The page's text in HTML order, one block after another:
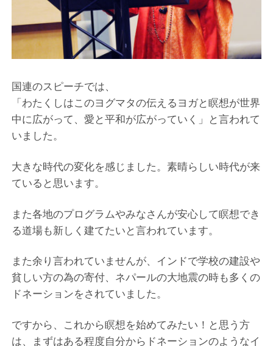
国連のスピーチでは、
「わたくしはこのヨグマタの伝えるヨガと瞑想が世界
中に広がって、愛と平和が広がっていく」と言われて
いました。
大きな時代の変化を感じました。素晴らしい時代が来
ていると思います。
また各地のプログラムやみなさんが安心して瞑想でき
る道場も新しく建てたいと言われています。
また余り言われていませんが、インドで学校の建設や
貧しい方の為の寄付、ネパールの大地震の時も多くの
ドネーションをされていました。
ですから、これから瞑想を始めてみたい！と思う方
は、まずはある程度自分からドネーションのようなイ